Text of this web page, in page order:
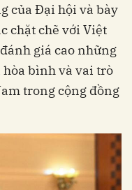
của Đại hội và bày
chặt chẽ với Việt
giá cao những
bình và vai trò
trong cộng đồng